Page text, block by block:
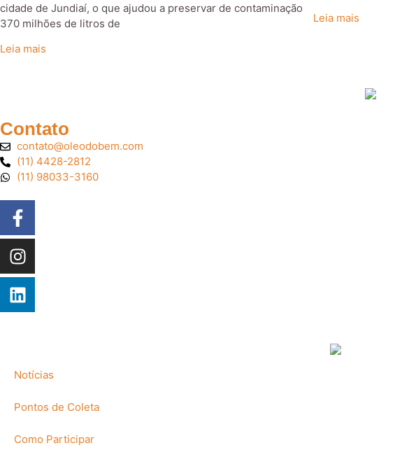
cidade de Jundiaí, o que ajudou a preservar de contaminação
370 milhões de litros de
Leia mais
Leia mais
Contato
contato@oleodobem.com
(11) 4428-2812
(11) 98033-3160
Notícias
Pontos de Coleta
Como Participar